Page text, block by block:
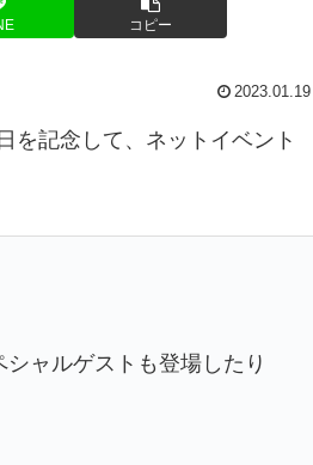
コピー
2023.01.19
を記念して、ネットイベント
ャルゲストも登場したり